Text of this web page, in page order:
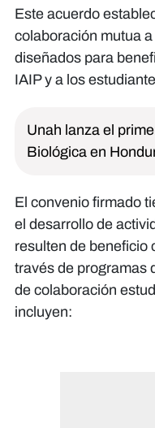
Este acuerdo
colaboración mutua
diseñados para
IAIP y a los
Unah lanza el
Biológica en
El convenio firmado
el desarrollo de
resulten de beneficio
través de programas
de colaboración
incluyen: